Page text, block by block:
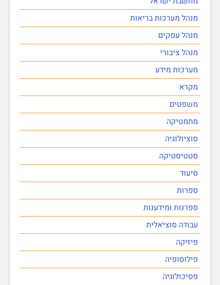
מנהל מערכות בריאות
מנהל עסקים
מנהל ציבורי
מערכות מידע
מקרא
משפטים
מתמטיקה
סוציולוגיה
סטטיסטיקה
סיעוד
ספרות
ספרנות ומידענות
עבודה סוציאלית
פיזיקה
פילוסופיה
פסיכולוגיה